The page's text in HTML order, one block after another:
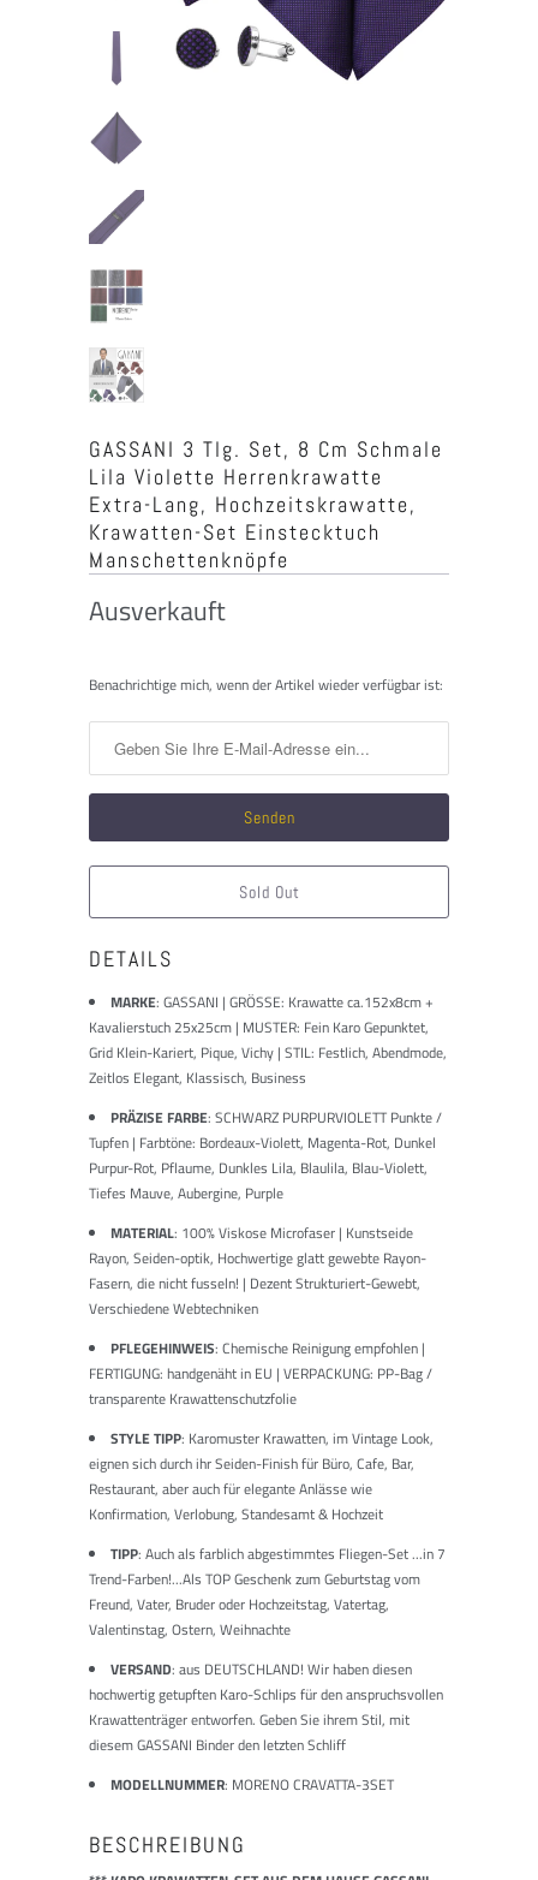
GASSANI 3 Tlg. Set, 8 Cm Schmale
Lila Violette Herrenkrawatte
Extra-Lang, Hochzeitskrawatte,
Krawatten-Set Einstecktuch
Manschettenknöpfe
Ausverkauft
Benachrichtigen
wenn
verfügbar
ist:
Benachrichtige mich, wenn der Artikel wieder verfügbar ist:
Sold Out
DETAILS
MARKE: GASSANI | GRÖSSE: Krawatte ca.152x8cm +
Kavalierstuch 25x25cm | MUSTER: Fein Karo Gepunktet,
Grid Klein-Kariert, Pique, Vichy | STIL: Festlich, Abendmode,
Zeitlos Elegant, Klassisch, Business
PRÄZISE FARBE: SCHWARZ PURPURVIOLETT Punkte /
Tupfen | Farbtöne: Bordeaux-Violett, Magenta-Rot, Dunkel
Purpur-Rot, Pflaume, Dunkles Lila, Blaulila, Blau-Violett,
Tiefes Mauve, Aubergine, Purple
MATERIAL: 100% Viskose Microfaser | Kunstseide
Rayon, Seiden-optik, Hochwertige glatt gewebte Rayon-
Fasern, die nicht fusseln! | Dezent Strukturiert-Gewebt,
Verschiedene Webtechniken
PFLEGEHINWEIS: Chemische Reinigung empfohlen |
FERTIGUNG: handgenäht in EU | VERPACKUNG: PP-Bag /
transparente Krawattenschutzfolie
STYLE TIPP: Karomuster Krawatten, im Vintage Look,
eignen sich durch ihr Seiden-Finish für Büro, Cafe, Bar,
Restaurant, aber auch für elegante Anlässe wie
Konfirmation, Verlobung, Standesamt & Hochzeit
TIPP: Auch als farblich abgestimmtes Fliegen-Set ...in 7
Trend-Farben!...Als TOP Geschenk zum Geburtstag vom
Freund, Vater, Bruder oder Hochzeitstag, Vatertag,
Valentinstag, Ostern, Weihnachte
VERSAND: aus DEUTSCHLAND! Wir haben diesen
hochwertig getupften Karo-Schlips für den anspruchsvollen
Krawattenträger entworfen. Geben Sie ihrem Stil, mit
diesem GASSANI Binder den letzten Schliff
MODELLNUMMER: MORENO CRAVATTA-3SET
BESCHREIBUNG